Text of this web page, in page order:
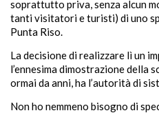
soprattutto priva, senza alcun
tanti visitatori e turisti) di uno
Punta Riso.
La decisione di realizzare lì un
l’ennesima dimostrazione della
ormai da anni, ha l’autorità di
Non ho nemmeno bisogno di